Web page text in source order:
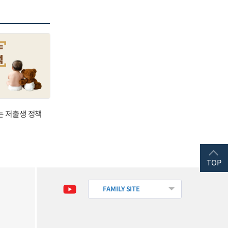
저출생 정책
FAMILY SITE
TOP